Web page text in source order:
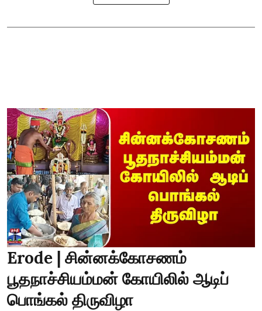
Erode | சின்னக்கோசணம்
பூதநாச்சியம்மன் கோயிலில் ஆடிப்
பொங்கல் திருவிழா